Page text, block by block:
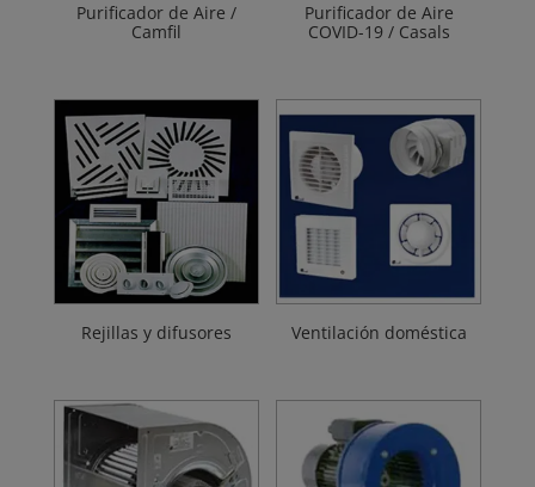
Purificador de Aire /
Camfil
Purificador de Aire
COVID-19 / Casals
Rejillas y difusores Ventilación doméstica